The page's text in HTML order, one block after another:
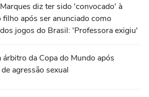
diz ter sido 'convocado' à
filho após ser anunciado como
jogos do Brasil: 'Professora exigiu'
árbitro da Copa do Mundo após
agressão sexual